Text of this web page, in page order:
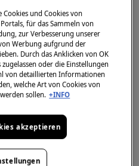
Cookies und Cookies von
für das Sammeln von
zur Verbesserung unserer
Werbung aufgrund der
Durch das Anklicken von OK
oder die Einstellungen
von detaillierten Informationen
welche Art von Cookies von
sollen. +INFO
akzeptieren